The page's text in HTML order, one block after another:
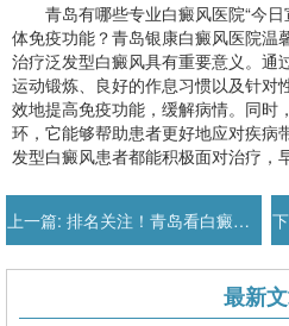
青岛有哪些专业白癜风医院“今日
体免疫功能？青岛银康白癜风医院温
治疗泛发型白癜风具有重要意义。通
运动锻炼、良好的作息习惯以及针对
效地提高免疫功能，缓解病情。同时
环，它能够帮助患者更好地应对疾病
发型白癜风患者都能积极面对治疗，
上一篇: 排名关注！青岛看白癜风专科医院
最新